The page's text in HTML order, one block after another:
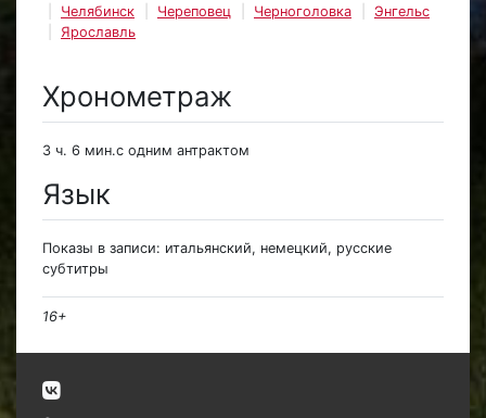
Челябинск
Череповец Черноголовка
Энгельс
Ярославль
Хронометраж
3 ч. 6 мин.с одним антрактом
Язык
Показы в записи: итальянский, немецкий, русские
субтитры
16+